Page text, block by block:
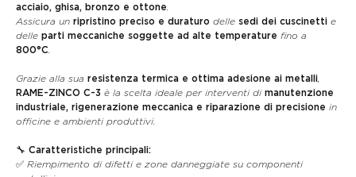
acciaio, ghisa, bronzo e ottone.
Assicura un ripristino preciso e duraturo delle sedi dei cuscinetti e
delle parti meccaniche soggette ad alte temperature fino a
800°C.
Grazie alla sua resistenza termica e ottima adesione ai metalli,
RAME-ZINCO C-3 è la scelta ideale per interventi di manutenzione
industriale, rigenerazione meccanica e riparazione di precisione in
officine e ambienti produttivi.
🔧 Caratteristiche principali:
✅ Riempimento di difetti e zone danneggiate su componenti